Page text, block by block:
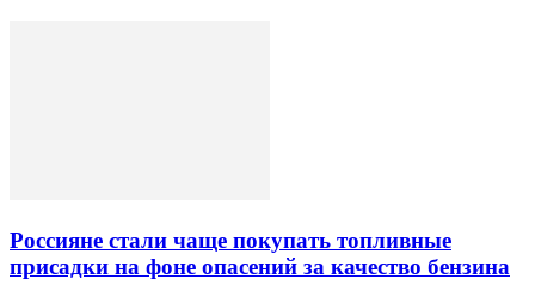
Россияне стали чаще покупать топливные
присадки на фоне опасений за качество бензина